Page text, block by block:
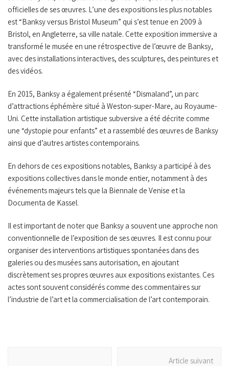
officielles de ses œuvres. L’une des expositions les plus notables
est “Banksy versus Bristol Museum” qui s’est tenue en 2009 à
Bristol, en Angleterre, sa ville natale. Cette exposition immersive a
transformé le musée en une rétrospective de l’œuvre de Banksy,
avec des installations interactives, des sculptures, des peintures et
des vidéos.
En 2015, Banksy a également présenté “Dismaland”, un parc
d’attractions éphémère situé à Weston-super-Mare, au Royaume-
Uni. Cette installation artistique subversive a été décrite comme
une “dystopie pour enfants” et a rassemblé des œuvres de Banksy
ainsi que d’autres artistes contemporains.
En dehors de ces expositions notables, Banksy a participé à des
expositions collectives dans le monde entier, notamment à des
événements majeurs tels que la Biennale de Venise et la
Documenta de Kassel.
Il est important de noter que Banksy a souvent une approche non
conventionnelle de l’exposition de ses œuvres. Il est connu pour
organiser des interventions artistiques spontanées dans des
galeries ou des musées sans autorisation, en ajoutant
discrètement ses propres œuvres aux expositions existantes. Ces
actes sont souvent considérés comme des commentaires sur
l’industrie de l’art et la commercialisation de l’art contemporain.
Article suivant